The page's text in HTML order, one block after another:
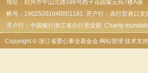
地址：杭州市中山北路598号西子花园紫云苑7楼A
帐号：19025201040001161 开户行：农行官巷口
开户行：中国银行浙江省分行营业部 Charity
Copyright © 浙江省爱心事业基金会 网站管理 技术支